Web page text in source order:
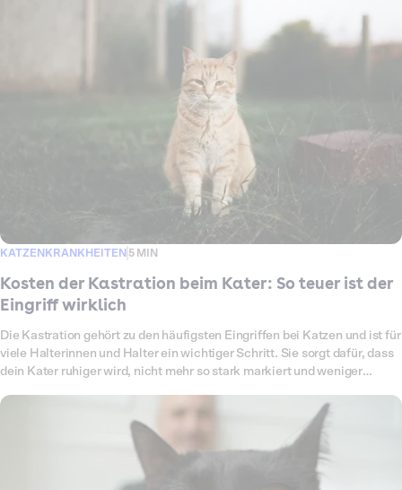
KATZENKRANKHEITEN 5 MIN
Kosten der Kastration beim Kater: So teuer ist der
Eingriff wirklich
Die Kastration gehört zu den häufigsten Eingriffen bei Katzen und ist für
viele Halterinnen und Halter ein wichtiger Schritt. Sie sorgt dafür, dass
dein Kater ruhiger wird, nicht mehr so stark markiert und weniger
Nachwuchs verhindert, was besonders bei Freigängern eine große
Rolle spielt. Trotzdem taucht schnell die Frage auf: Wie hoch sind die
Kosten für eine Kastration beim Kater und was kommt insgesamt auf
mich zu? Die Preise hängen von der Tierarztpraxis, der Narkoseart und
möglichen Zusatzleistungen wie Chippen oder Impfungen ab. Auch